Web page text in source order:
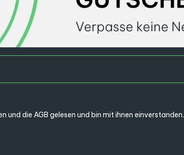
und die AGB gelesen und bin mit ihnen einverstanden.